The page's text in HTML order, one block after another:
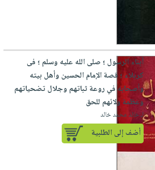
أبناء الرسول ؛ صلى الله عليه وسلم ؛ فى
كربلاء ؛ قصة الإمام الحسين وأهل بيته
وأصحابه في روعة ثباتهم وجلال تضحياتهم
وعظمة ولائهم للحق
لـ خالد محمد خالد
أضف إلى الطلبية